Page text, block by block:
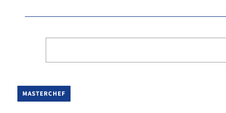
MASTERCHEF